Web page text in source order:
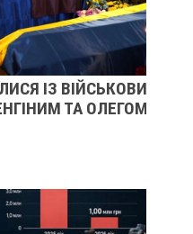
ВІЙСЬКОВИМИ
ТА ОЛЕГОМ